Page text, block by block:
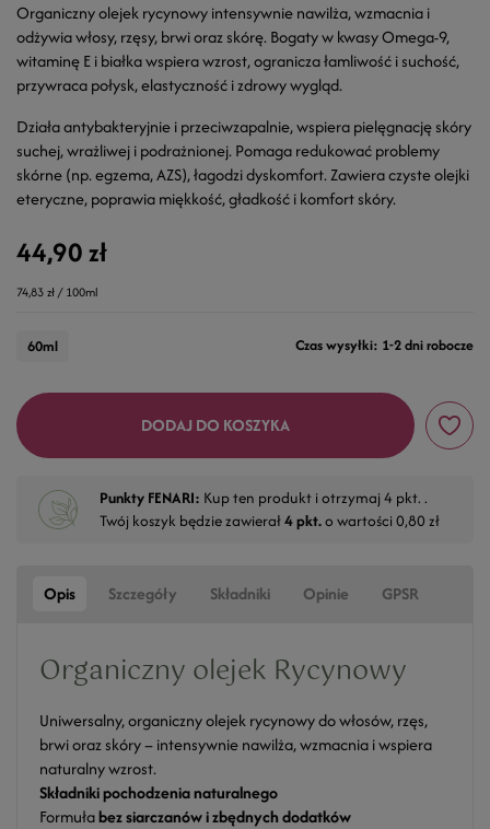
Organiczny olejek rycynowy intensywnie nawilża, wzmacnia i
odżywia włosy, rzęsy, brwi oraz skórę. Bogaty w kwasy Omega-9,
witaminę E i białka wspiera wzrost, ogranicza łamliwość i suchość,
przywraca połysk, elastyczność i zdrowy wygląd.
Działa antybakteryjnie i przeciwzapalnie, wspiera pielęgnację skóry
suchej, wrażliwej i podrażnionej. Pomaga redukować problemy
skórne (np. egzema, AZS), łagodzi dyskomfort. Zawiera czyste olejki
eteryczne, poprawia miękkość, gładkość i komfort skóry.
44,90 zł
74,83 zł / 100ml
Czas wysyłki: 1-2 dni robocze
60ml
DODAJ DO KOSZYKA
Punkty FENARI: Kup ten produkt i otrzymaj 4 pkt. .
Twój koszyk będzie zawierał4pkt.o wartości 0,80 zł
Opis Szczegóły Składniki Opinie GPSR
Organiczny olejek Rycynowy
Uniwersalny, organiczny olejek rycynowy do włosów, rzęs,
brwi oraz skóry – intensywnie nawilża, wzmacnia i wspiera
naturalny wzrost.
Składniki pochodzenia naturalnego
Formułabez siarczanów i zbędnych dodatków